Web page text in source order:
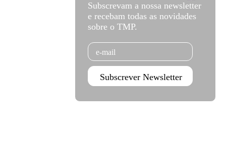
Subscrevam a nossa newsletter
e recebam todas as novidades
sobre o TMP.
Email
Subscrever Newsletter